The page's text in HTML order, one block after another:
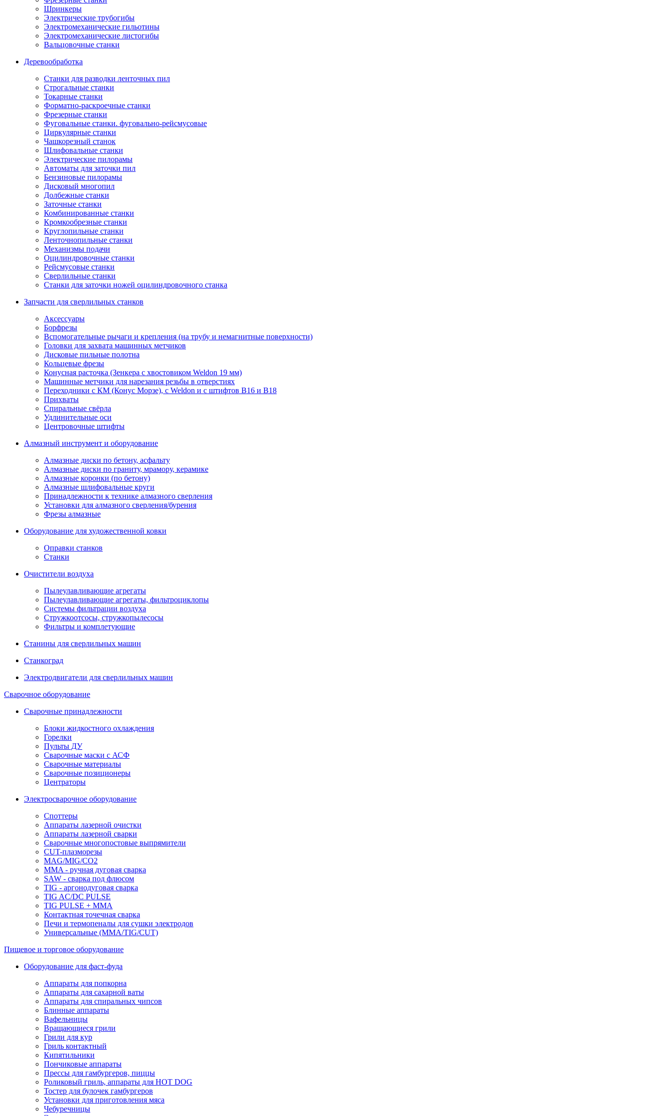
Шринкеры
Электрические трубогибы
Электромеханические гильотины
Электромеханические листогибы
Вальцовочные станки
Деревообработка
Станки для разводки ленточных пил
Строгальные станки
Токарные станки
Форматно-раскроечные станки
Фрезерные станки
Фуговальные станки. фуговально-рейсмусовые
Циркулярные станки
Чашкорезный станок
Шлифовальные станки
Электрические пилорамы
Автоматы для заточки пил
Бензиновые пилорамы
Дисковый многопил
Долбежные станки
Заточные станки
Комбинированные станки
Кромкообрезные станки
Круглопильные станки
Ленточнопильные станки
Механизмы подачи
Оцилиндровочные станки
Рейсмусовые станки
Сверлильные станки
Станки для заточки ножей оцилиндровочного станка
Запчасти для сверлильных станков
Аксессуары
Борфрезы
Вспомогательные рычаги и крепления (на трубу и немагнитные поверхности)
Головки для захвата машинных метчиков
Дисковые пильные полотна
Кольцевые фрезы
Конусная расточка (Зенкера с хвостовиком Weldon 19 мм)
Машинные метчики для нарезания резьбы в отверстиях
Переходники с КМ (Конус Морзе), с Weldon и с штифтов В16 и В18
Прихваты
Спиральные свёрла
Удлинительные оси
Центровочные штифты
Алмазный инструмент и оборудование
Алмазные диски по бетону, асфальту
Алмазные диски по граниту, мрамору, керамике
Алмазные коронки (по бетону)
Алмазные шлифовальные круги
Принадлежности к технике алмазного сверления
Установки для алмазного сверления/бурения
Фрезы алмазные
Оборудование для художественной ковки
Оправки станков
Станки
Очистители воздуха
Пылеулавливающие агрегаты
Пылеулавливающие агрегаты, фильтроциклопы
Системы фильтрации воздуха
Стружкоотсосы, стружкопылесосы
Фильтры и комплетующие
Станины для сверлильных машин
Станкоград
Электродвигатели для сверлильных машин
Сварочное оборудование
Сварочные принадлежности
Блоки жидкостного охлаждения
Горелки
Пульты ДУ
Сварочные маски с АСФ
Сварочные материалы
Сварочные позиционеры
Центраторы
Электросварочное оборудование
Споттеры
Аппараты лазерной очистки
Аппараты лазерной сварки
Сварочные многопостовые выпрямители
CUT-плазморезы
MAG/MIG/CO2
MMA - ручная дуговая сварка
SAW - сварка под флюсом
TIG - аргонодуговая сварка
TIG AC/DC PULSE
TIG PULSE + MMA
Контактная точечная сварка
Печи и термопеналы для сушки электродов
Универсальные (MMA/TIG/CUT)
Пищевое и торговое оборудование
Оборудование для фаст-фуда
Аппараты для попкорна
Аппараты для сахарной ваты
Аппараты для спиральных чипсов
Блинные аппараты
Вафельницы
Вращающиеся грили
Грили для кур
Гриль контактный
Кипятильники
Пончиковые аппараты
Прессы для гамбургеров, пиццы
Роликовый гриль, аппараты для HOT DOG
Тостер для булочек гамбургеров
Установки для приготовления мяса
Чебуречницы